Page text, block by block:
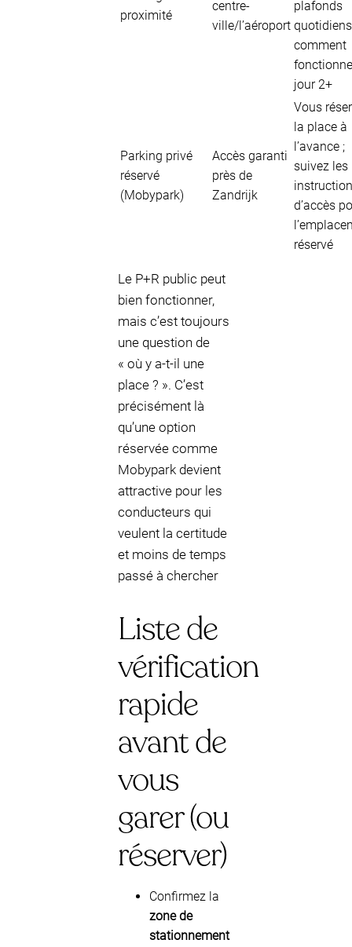
proximité
centre-
ville/l’aéroport
plafonds
comment
jour 2+
Parking privé
réservé
(Mobypark)
Accès garanti
près de
Zandrijk
Vous
la place à
l’avance ;
suivez les
d’accès
réservé
Le P+R public peut
bien fonctionner,
mais c’est toujours
une question de
« où y a-t-il une
place ? ». C’est
précisément là
qu’une option
réservée comme
Mobypark devient
attractive pour les
conducteurs qui
veulent la certitude
et moins de temps
passé à chercher
Liste de
vérification
rapide
avant de
vous
garer (ou
réserver)
Confirmez la
zone de
stationnement